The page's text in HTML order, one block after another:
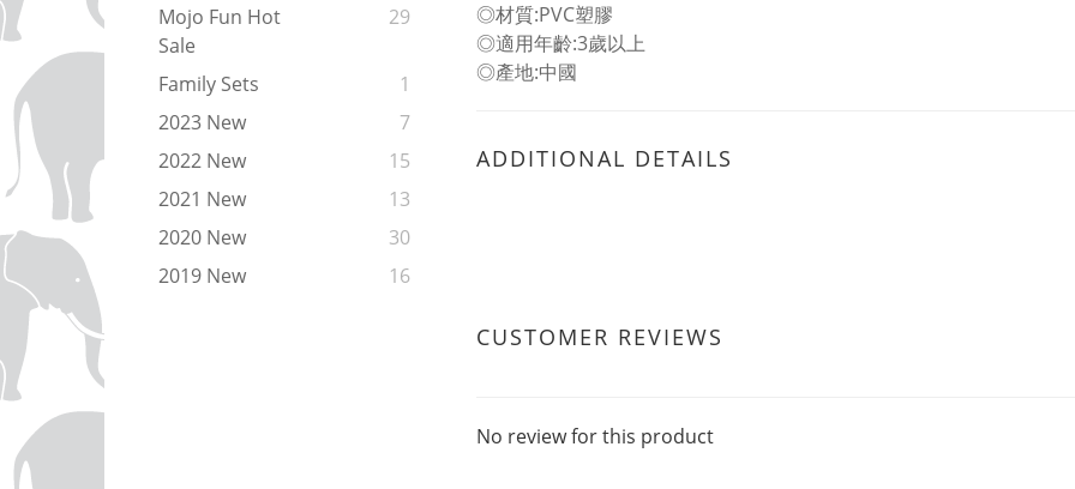
Mojo Fun Hot
Sale
29
Family Sets
1
2023 New
7
2022 New
15
2021 New
13
2020 New
30
2019 New
16
◎材質:PVC塑膠
◎適用年齡:3歲以上
◎產地:中國
ADDITIONAL DETAILS
CUSTOMER REVIEWS
No review for this product